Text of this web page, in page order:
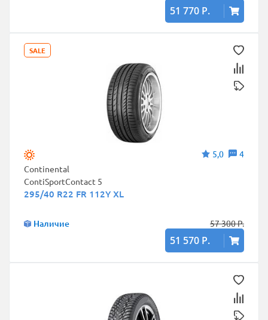
51 770 Р.
SALE
5,0
4
Continental
ContiSportContact 5
295/40 R22 FR 112Y XL
Наличие 57 300 Р.
51 570 Р.